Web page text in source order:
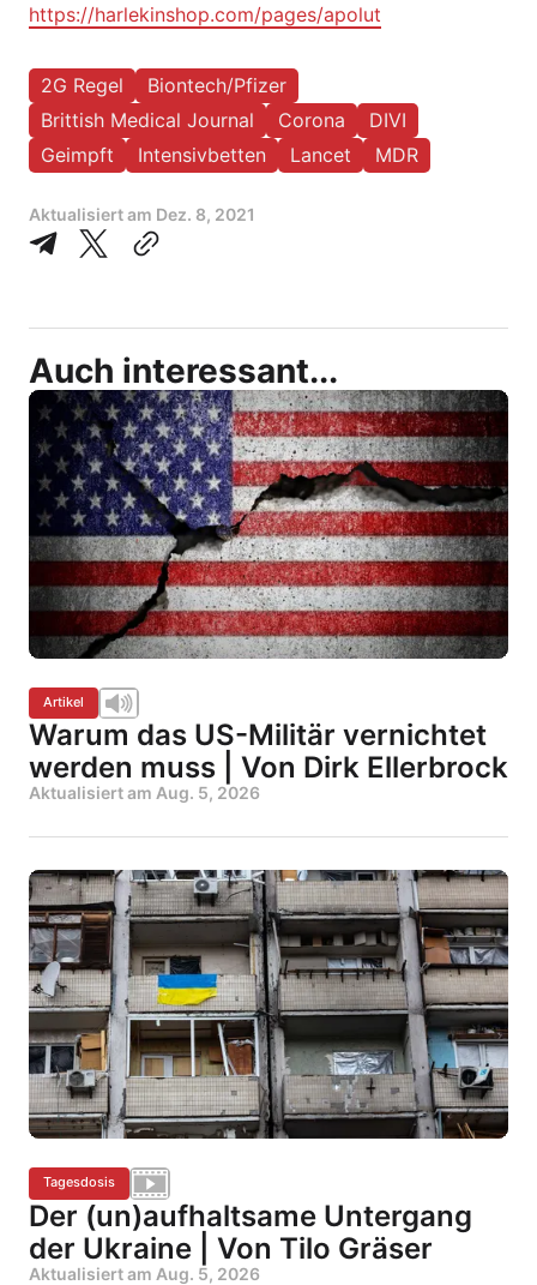
https://harlekinshop.com/pages/apolut
2G Regel
Biontech/Pfizer
Brittish Medical Journal
Corona
DIVI
Geimpft
Intensivbetten Lancet MDR
Aktualisiert am Dez. 8, 2021
Auch interessant...
Artikel
Warum das US-Militär vernichtet
werden muss | Von Dirk Ellerbrock
Aktualisiert am Aug. 5, 2026
Tagesdosis
Der (un)aufhaltsame Untergang
der Ukraine | Von Tilo Gräser
Aktualisiert am Aug. 5, 2026